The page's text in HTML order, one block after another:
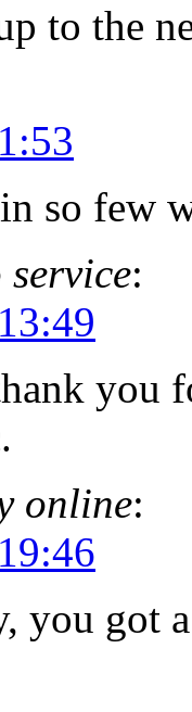
to the
so few
service:
you
online:
you got